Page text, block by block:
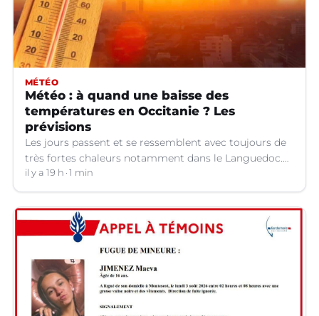
MÉTÉO
Météo : à quand une baisse des
températures en Occitanie ? Les
prévisions
Les jours passent et se ressemblent avec toujours de
très fortes chaleurs notamment dans le Languedoc.
Jusqu’à quand ?
il y a 19 h 1 min